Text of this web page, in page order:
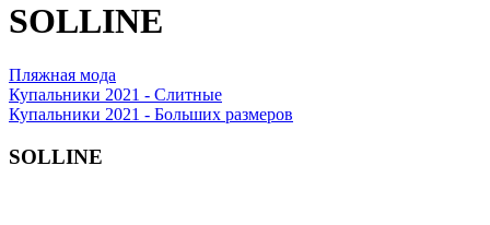
SOLLINE
Пляжная мода
Купальники 2021 - Слитные
Купальники 2021 - Больших размеров
SOLLINE